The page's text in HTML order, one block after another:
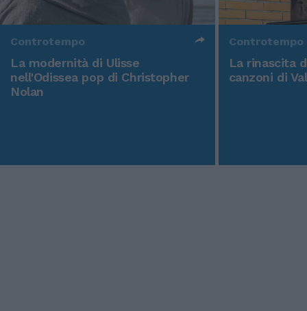
Controtempo
La modernità di Ulisse
nell'Odissea pop di Christopher
Nolan
Controtempo
La rinascita
canzoni di